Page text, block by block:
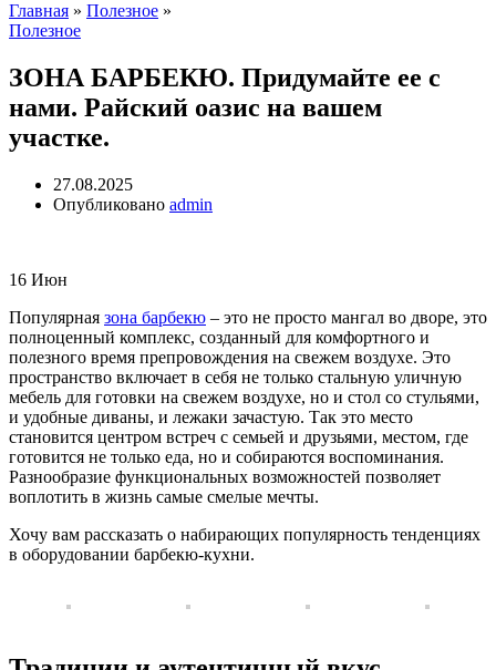
Главная » Полезное »
Полезное
ЗОНА БАРБЕКЮ. Придумайте ее с
нами. Райский оазис на вашем
участке.
27.08.2025
Опубликовано admin
16 Июн
Популярная зона барбекю – это не просто мангал во дворе, это
полноценный комплекс, созданный для комфортного и
полезного время препровождения на свежем воздухе. Это
пространство включает в себя не только стальную уличную
мебель для готовки на свежем воздухе, но и стол со стульями,
и удобные диваны, и лежаки зачастую. Так это место
становится центром встреч с семьей и друзьями, местом, где
готовится не только еда, но и собираются воспоминания.
Разнообразие функциональных возможностей позволяет
воплотить в жизнь самые смелые мечты.
Хочу вам рассказать о набирающих популярность тенденциях
в оборудовании барбекю-кухни.